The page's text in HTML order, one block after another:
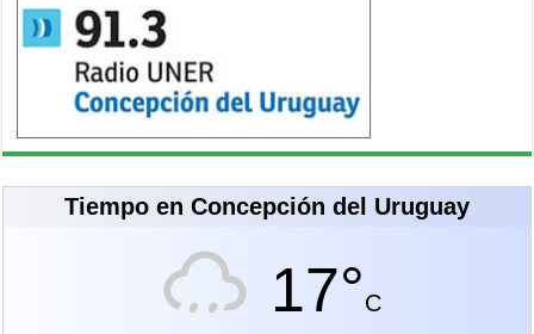
Tiempo en Concepción del Uruguay
17°C